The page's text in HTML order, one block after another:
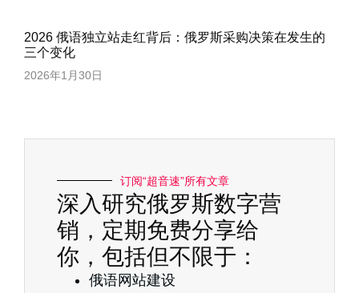
2026 俄语独立站走红背后：俄罗斯采购决策在发生的
三个变化
2026年1月30日
订阅“超音速”所有文章
深入研究俄罗斯数字营
销，定期免费分享给
你，包括但不限于：
俄语网站建设